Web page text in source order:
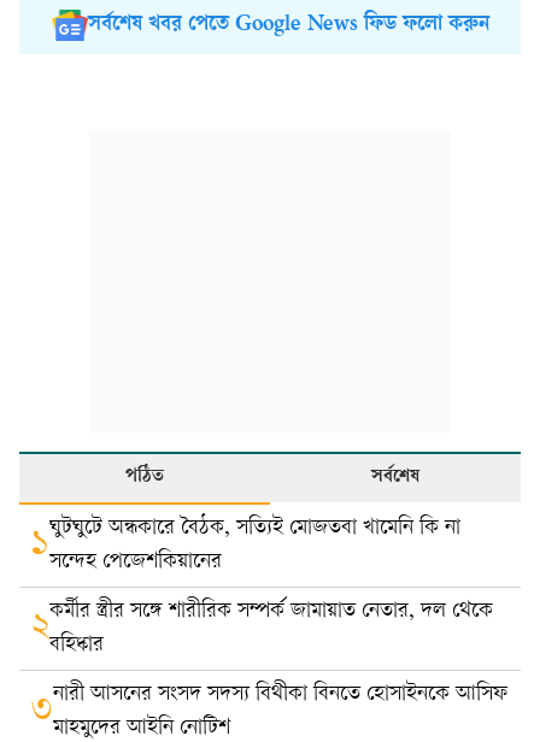
সর্বশেষ খবর পেতে Google News ফিড ফলো করুন
পঠিত সর্বশেষ
১ঘুটঘুটে অন্ধকারে বৈঠক, সত্যিই মোজতবা খামেনি কি না
সন্দেহ পেজেশকিয়ানের
২কর্মীর স্ত্রীর সঙ্গে শারীরিক সম্পর্ক জামায়াত নেতার, দল থেকে
বহিষ্কার
৩নারী আসনের সংসদ সদস্য বিথীকা বিনতে হোসাইনকে আসিফ
মাহমুদের আইনি নোটিশ